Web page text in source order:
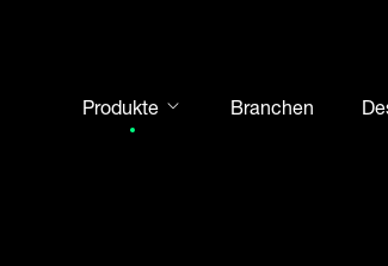
Produkte Branchen